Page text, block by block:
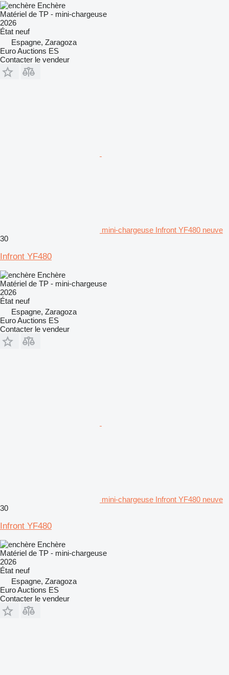
Enchère
Matériel de TP - mini-chargeuse
2026
État neuf
Espagne, Zaragoza
Euro Auctions ES
Contacter le vendeur
mini-chargeuse Infront YF480 neuve
30
Infront YF480
Enchère
Matériel de TP - mini-chargeuse
2026
État neuf
Espagne, Zaragoza
Euro Auctions ES
Contacter le vendeur
mini-chargeuse Infront YF480 neuve
30
Infront YF480
Enchère
Matériel de TP - mini-chargeuse
2026
État neuf
Espagne, Zaragoza
Euro Auctions ES
Contacter le vendeur